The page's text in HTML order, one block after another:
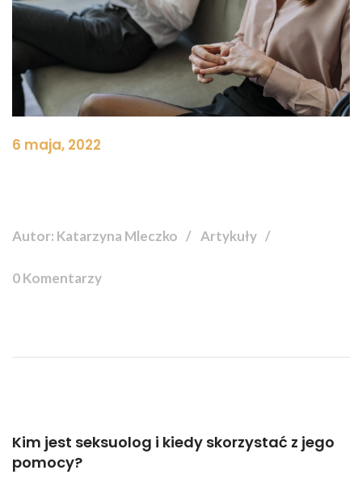
6 maja, 2022
Autor: Katarzyna Mleczko Artykuły
0 Komentarzy
Kim jest seksuolog i kiedy skorzystać z jego
pomocy?